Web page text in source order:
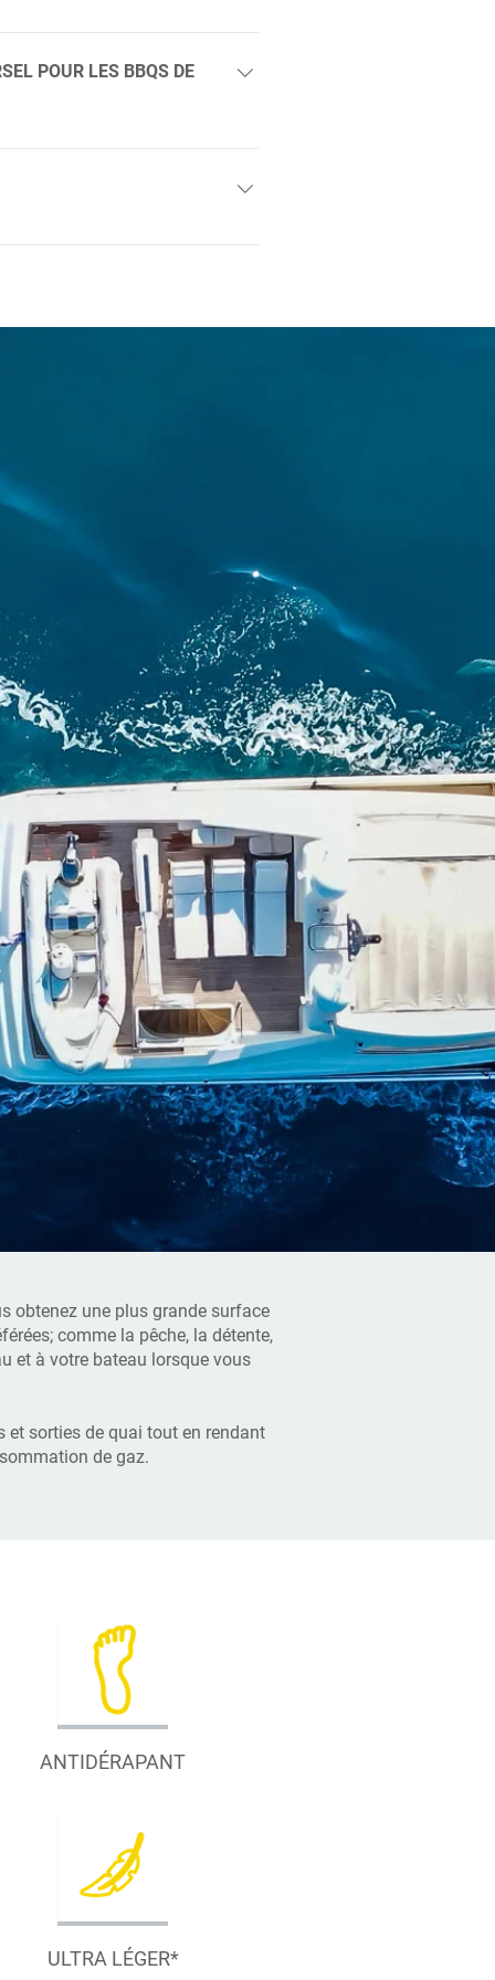
ou Bleu
POUR LES BBQS DE
de BBQ telles que
Socle en aluminium Diamètre
obtenez une plus grande surface
comme la pêche, la détente,
et à votre bateau lorsque vous
et sorties de quai tout en rendant
de gaz.
ANTIDÉRAPANT
ULTRA LÉGER*